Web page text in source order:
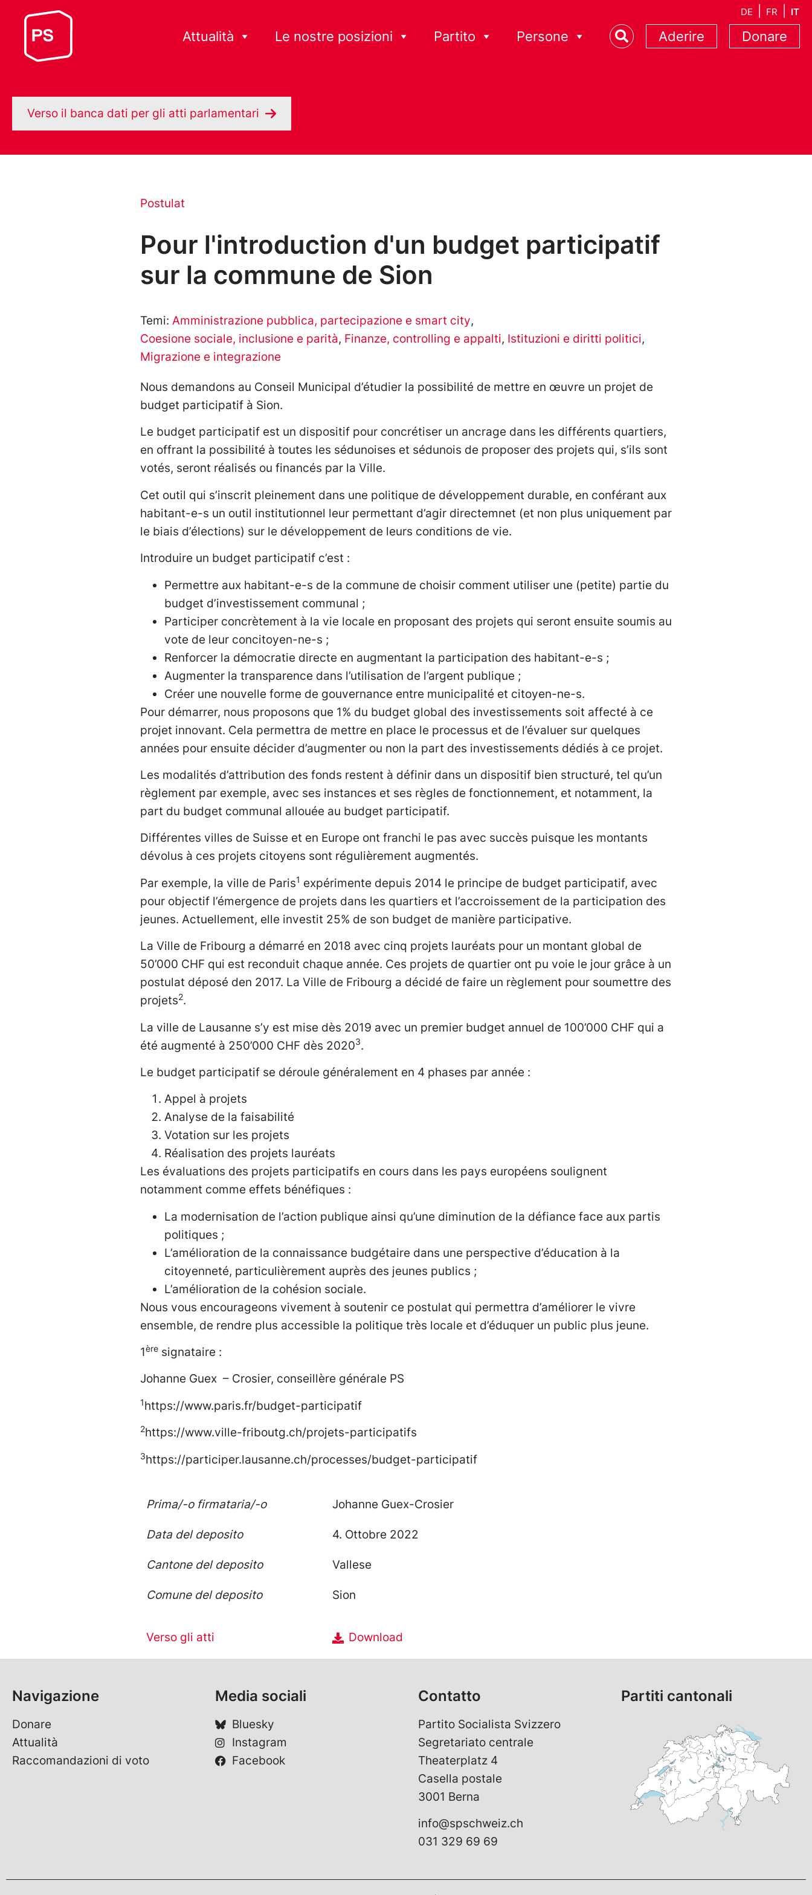
DE FR IT
Attualità Le nostre posizioni Partito Persone Aderire Donare
Verso il banca dati per gli atti parlamentari
Postulat
Pour l'introduction d'un budget participatif
sur la commune de Sion
Temi: Amministrazione pubblica, partecipazione e smart city,
Coesione sociale, inclusione e parità, Finanze, controlling e appalti, Istituzioni e diritti politici,
Migrazione e integrazione
Nous demandons au Conseil Municipal d’étudier la possibilité de mettre en œuvre un projet de
budget participatif à Sion.
Le budget participatif est un dispositif pour concrétiser un ancrage dans les différents quartiers,
en offrant la possibilité à toutes les sédunoises et sédunois de proposer des projets qui, s’ils sont
votés, seront réalisés ou financés par la Ville.
Cet outil qui s’inscrit pleinement dans une politique de développement durable, en conférant aux
habitant-e-s un outil institutionnel leur permettant d’agir directemnet (et non plus uniquement par
le biais d’élections) sur le développement de leurs conditions de vie.
Introduire un budget participatif c’est :
Permettre aux habitant-e-s de la commune de choisir comment utiliser une (petite) partie du
budget d’investissement communal ;
Participer concrètement à la vie locale en proposant des projets qui seront ensuite soumis au
vote de leur concitoyen-ne-s ;
Renforcer la démocratie directe en augmentant la participation des habitant-e-s ;
Augmenter la transparence dans l’utilisation de l’argent publique ;
Créer une nouvelle forme de gouvernance entre municipalité et citoyen-ne-s.
Pour démarrer, nous proposons que 1% du budget global des investissements soit affecté à ce
projet innovant. Cela permettra de mettre en place le processus et de l’évaluer sur quelques
années pour ensuite décider d’augmenter ou non la part des investissements dédiés à ce projet.
Les modalités d’attribution des fonds restent à définir dans un dispositif bien structuré, tel qu’un
règlement par exemple, avec ses instances et ses règles de fonctionnement, et notamment, la
part du budget communal allouée au budget participatif.
Différentes villes de Suisse et en Europe ont franchi le pas avec succès puisque les montants
dévolus à ces projets citoyens sont régulièrement augmentés.
Par exemple, la ville de Paris1 expérimente depuis 2014 le principe de budget participatif, avec
pour objectif l’émergence de projets dans les quartiers et l’accroissement de la participation des
jeunes. Actuellement, elle investit 25% de son budget de manière participative.
La Ville de Fribourg a démarré en 2018 avec cinq projets lauréats pour un montant global de
50’000 CHF qui est reconduit chaque année. Ces projets de quartier ont pu voie le jour grâce à un
postulat déposé den 2017. La Ville de Fribourg a décidé de faire un règlement pour soumettre des
projets2.
La ville de Lausanne s’y est mise dès 2019 avec un premier budget annuel de 100’000 CHF qui a
été augmenté à 250’000 CHF dès 20203.
Le budget participatif se déroule généralement en 4 phases par année :
Appel à projets
Analyse de la faisabilité
Votation sur les projets
Réalisation des projets lauréats
Les évaluations des projets participatifs en cours dans les pays européens soulignent
notamment comme effets bénéfiques :
La modernisation de l’action publique ainsi qu’une diminution de la défiance face aux partis
politiques ;
L’amélioration de la connaissance budgétaire dans une perspective d’éducation à la
citoyenneté, particulièrement auprès des jeunes publics ;
L’amélioration de la cohésion sociale.
Nous vous encourageons vivement à soutenir ce postulat qui permettra d’améliorer le vivre
ensemble, de rendre plus accessible la politique très locale et d’éduquer un public plus jeune.
1ère signataire :
Johanne Guex – Crosier, conseillère générale PS
1https://www.paris.fr/budget-participatif
2https://www.ville-friboutg.ch/projets-participatifs
3https://participer.lausanne.ch/processes/budget-participatif
Prima/-o firmataria/-o Johanne Guex-Crosier
Data del deposito 4. Ottobre 2022
Cantone del deposito Vallese
Comune del deposito Sion
Verso gli atti Download
Navigazione
Donare
Attualità
Raccomandazioni di voto
Media sociali
Bluesky
Instagram
Facebook
Contatto
Partito Socialista Svizzero
Segretariato centrale
Theaterplatz 4
Casella postale
3001 Berna
info@spschweiz.ch
031 329 69 69
Partiti cantonali